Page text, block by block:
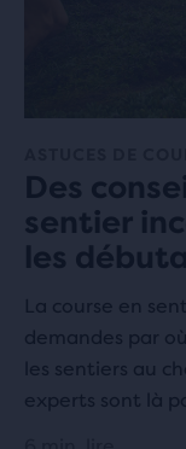
Des
sentier
les
La course en
demandes par
les sentiers au
experts sont là